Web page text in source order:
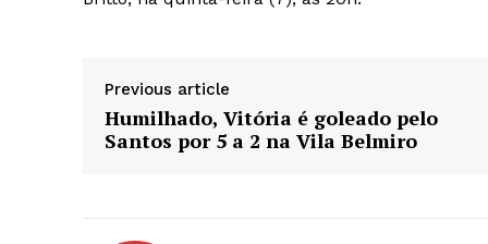
Previous article
Humilhado, Vitória é goleado pelo
Santos por 5 a 2 na Vila Belmiro